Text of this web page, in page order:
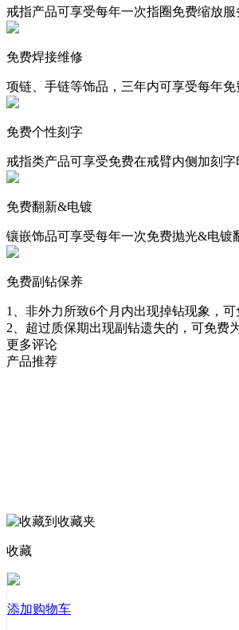
戒指产品可享受每年一次指圈免费缩放
免费焊接维修
项链、手链等饰品，三年内可享受每年
免费个性刻字
戒指类产品可享受免费在戒臂内侧加刻
免费翻新&电镀
镶嵌饰品可享受每年一次免费抛光&电镀
免费副钻保养
1、非外力所致6个月内出现掉钻现象，
2、超过质保期出现副钻遗失的，可免费
更多评论
产品推荐
收藏
添加购物车